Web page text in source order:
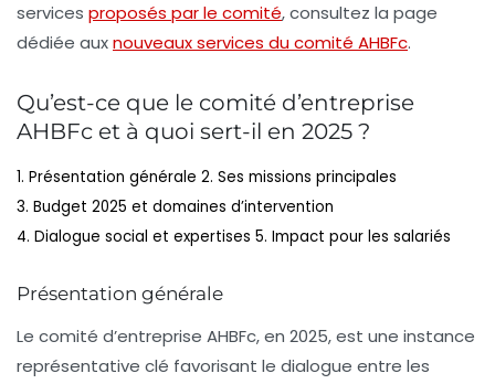
services proposés par le comité, consultez la page
dédiée auxnouveaux services du comité AHBFc.
Qu’est-ce que le comité d’entreprise
AHBFc et à quoi sert-il en 2025 ?
1. Présentation générale 2. Ses missions principales
3. Budget 2025 et domaines d’intervention
4. Dialogue social et expertises 5. Impact pour les salariés
Présentation générale
Le comité d’entreprise AHBFc, en 2025, est une instance
représentative clé favorisant le dialogue entre les